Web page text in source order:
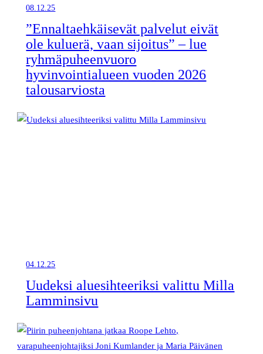
08.12.25
”Ennaltaehkäisevät palvelut eivät
ole kuluerä, vaan sijoitus” – lue
ryhmäpuheenvuoro
hyvinvointialueen vuoden 2026
talousarviosta
04.12.25
Uudeksi aluesihteeriksi valittu Milla
Lamminsivu